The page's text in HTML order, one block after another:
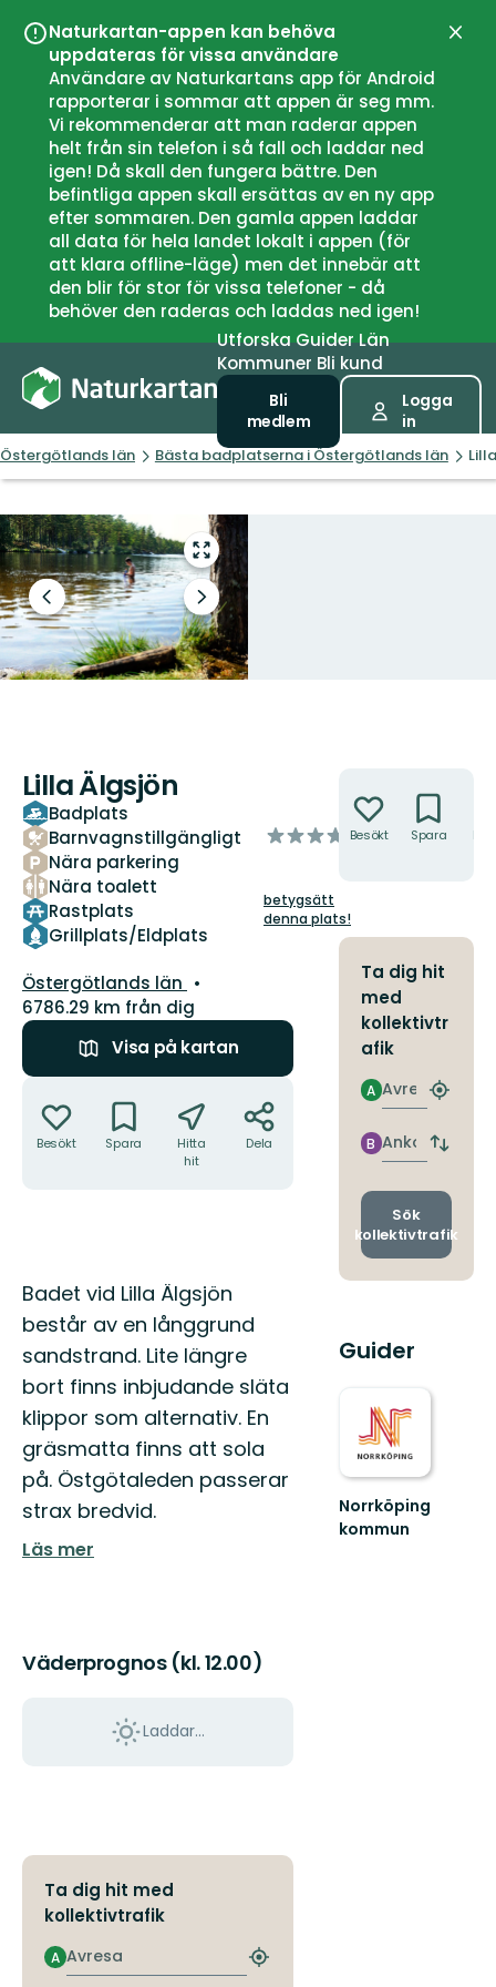
Naturkartan-appen kan behöva
uppdateras för vissa användare
Användare av Naturkartans app för Android
rapporterar i sommar att appen är seg mm.
Vi rekommenderar att man raderar appen
helt från sin telefon i så fall och laddar ned
igen! Då skall den fungera bättre. Den
befintliga appen skall ersättas av en ny app
efter sommaren. Den gamla appen laddar
all data för hela landet lokalt i appen (för
att klara offline-läge) men det innebär att
den blir för stor för vissa telefoner - då
behöver den raderas och laddas ned igen!
UtforskaGuiderLän
Kommuner Bli kund
Bli
medlem
Logga
in
Östergötlands län Bästa badplatserna i Östergötlands län
Gå
till
helskärmsläge
Föregående
bild
Nästa
bildspel
Lilla Älgsjön
Badplats
Barnvagnstillgängligt
Nära parkering
Nära toalett
Rastplats
Grillplats/Eldplats
av
betygsätt
denna plats!
Län:
Östergötlands län
6786.29 km från dig
Visa på kartan
Besökt Spara
Hitta
hit
Dela
Beskrivning
Badet vid Lilla Älgsjön
består av en långgrund
sandstrand. Lite längre
bort finns inbjudande släta
klippor som alternativ. En
gräsmatta finns att sola
på. Östgötaleden passerar
strax bredvid.
Läs mer
Väderprognos (kl. 12.00)
Laddar...
Ta dig hit med
kollektivtrafik
Avresa
A
Hitta
Besökt Spara
Ta dig hit
med
kollektivtr
afik
Avresa
A
Hitta
Ankomst
B
Byt
och
Sök
kollektivtrafik
Guider
Norrköping
kommun